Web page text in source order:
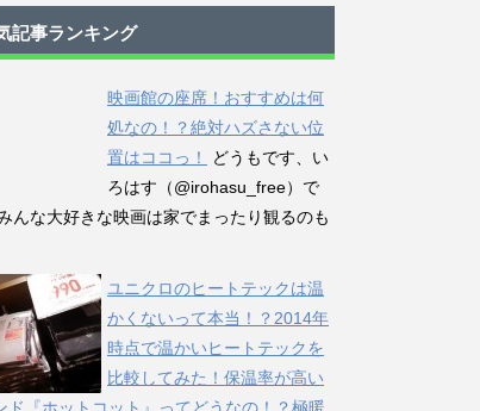
記事ランキング
映画館の座席！おすすめは何
処なの！？絶対ハズさない位
置はココっ！
どうもです、い
ろはす（@irohasu_free）で
んな大好きな映画は家でまったり観るのも
ユニクロのヒートテックは温
かくないって本当！？2014年
時点で温かいヒートテックを
比較してみた！保温率が高い